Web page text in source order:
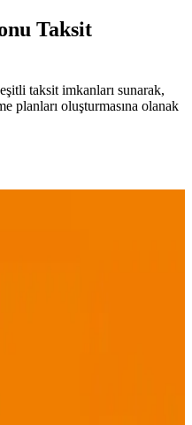
Taksit
taksit imkanları sunarak,
planları oluşturmasına olanak
perakendecisi olarak,
sunuyor. Güncel modeller,
teknolojiyi erişilebilir